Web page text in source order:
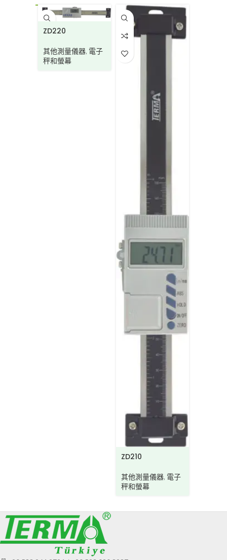
ZD220
其他測量儀器, 電子
秤和螢幕
ZD210
其他測量儀器, 電子
秤和螢幕